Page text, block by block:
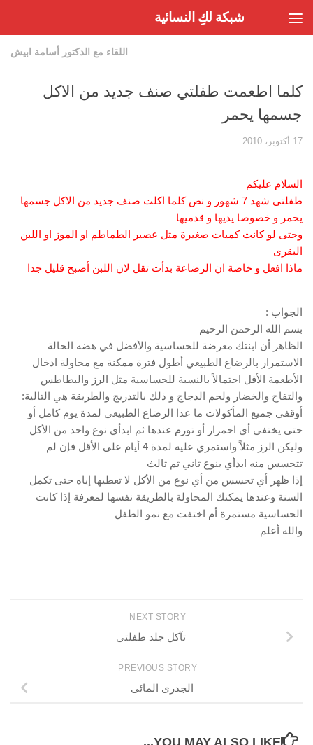
شبكة لكِ النسائية
اللقاء مع الدكتور أسامة ابيش
كلما اطعمت طفلتي صنف جديد من الاكل
جسمها يحمر
17 أكتوبر، 2010
السلام عليكم
طفلتى شهد 7 شهور و نص كلما اكلت صنف جديد من الاكل جسمها
يحمر و خصوصا يديها و قدميها
وحتى لو كانت كميات صغيرة مثل عصير الطماطم او الموز او اللبن
البقرى
ماذا افعل و خاصة ان الرضاعة بدأت تقل لان اللبن أصبح قليل جدا
الجواب :
بسم الله الرحمن الرحيم
الظاهر أن ابنتك معرضة للحساسية والأفضل في هضه الحالة
الاستمرار بالرضاع الطبيعي أطول فترة ممكنة مع محاولة ادخال
الأطعمة الأقل احتمالاً بالنسبة للحساسية مثل الرز والبطاطس
والتفاح والخضار ولحم الدجاج و ذلك بالتدريج والطريقة هي التالية:
أوقفي جميع المأكولات ما عدا الرضاع الطبيعي لمدة يوم كامل أو
حتى يختفي أي احمرار أو تورم عندها ثم ابدأي نوع واحد من الأكل
وليكن الرز مثلاً واستمري عليه لمدة 4 أيام على الأقل فإن لم
تتحسس منه ابدأي بنوع ثاني ثم ثالث
إذا ظهر أي تحسس من أي نوع من الأكل لا تعطيها إياه حتى تكمل
السنة وعندها يمكنك المحاولة بالطريقة نفسها لمعرفة إذا كانت
الحساسية مستمرة أم اختفت مع نمو الطفل
والله أعلم
NEXT STORY
تآكل جلد طفلتي
PREVIOUS STORY
الجدرى المائى
YOU MAY ALSO LIKE...